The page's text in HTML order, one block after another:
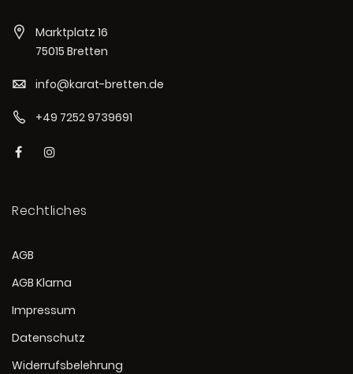
Marktplatz 16
75015 Bretten
info@karat-bretten.de
+49 7252 9739691
Rechtliches
AGB
AGB Klarna
Impressum
Datenschutz
Widerrufsbelehrung